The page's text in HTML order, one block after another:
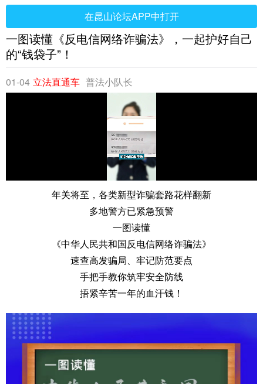
在昆山论坛APP中打开
一图读懂《反电信网络诈骗法》，一起护好自己
的“钱袋子”！
01-04 立法直通车 普法小队长
年关将至，各类新型诈骗套路花样翻新
多地警方已紧急预警
一图读懂
《中华人民共和国反电信网络诈骗法》
速查高发骗局、牢记防范要点
手把手教你筑牢安全防线
捂紧辛苦一年的血汗钱！